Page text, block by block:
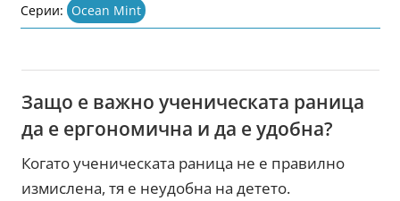
Серии: Ocean Mint
Защо е важно ученическата раница
да е ергономична и да е удобна?
Когато ученическата раница не е правилно
измислена, тя е неудобна на детето.